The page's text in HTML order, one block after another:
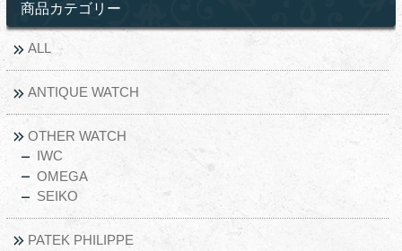
商品カテゴリー
ALL
ANTIQUE WATCH
OTHER WATCH
IWC
OMEGA
SEIKO
PATEK PHILIPPE